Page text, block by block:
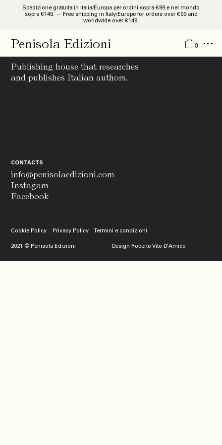
Spedizione gratuita in Italia/Europa per ordini sopra €99 e nel mondo
sopra €149. — Free shipping in Italy/Europe for orders over €99 and
worldwide over €149.
Catalogue
Studies and Researches
Monographies
About
IT
EN
Penisola Edizioni 0
Penisola Edizioni
Publishing house that researches
and publishes Italian authors.
CONTACTS
info@penisolaedizioni.com
Instagam
Facebook
Cookie Policy Privacy Policy Termini e condizioni
2021 © Penisola Edizioni Design Roberto Vito D'Amico